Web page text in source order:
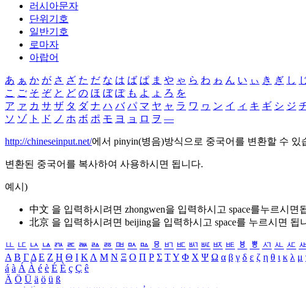
러시아문자
단위기호
일반기호
로마자
아랍어
あ ぁ か が さ ざ た だ な は ば ぱ ま や ゃ ら わ ゎ ん い ぃ き ぎ し
こ ご そ ぞ と ど の ほ ぼ ぽ も よ ょ ろ を
ア ァ カ サ ザ タ ダ ナ ハ バ パ マ ヤ ャ ラ ワ ヮ ン イ ィ キ ギ シ ジ
ソ ゾ ト ド ノ ホ ボ ポ モ ヨ ョ ロ ヲ ―
http://chineseinput.net/에서 pinyin(병음)방식으로 중국어를 변환할 수 있
변환된 중국어를 복사하여 사용하시면 됩니다.
예시)
中文 을 입력하시려면 zhongwen을 입력하시고 space를누르시면
北京 을 입력하시려면 beijing을 입력하시고 space를 누르시면 됩
ㅥ ㅦ ㅧ ㅨ ㅩ ㅪ ㅫ ㅬ ㅭ ㅮ ㅯ ㅰ ㅱ ㅲ ㅳ ㅴ ㅵ ㅶ ㅷ ㅸ ㅹ ㅺ ㅻ ㅼ
Α Β ΓΔ Ε Ζ Η Θ Ι ΚΛ Μ Ν Ξ Ο Π Ρ Σ ΤΥ Φ Χ Ψ Ω α β γ δ ε ζ η θ ι κ λ μ
á à Á À é è É È ç Ç ê
Ä Ö Ü ä ö ü ß